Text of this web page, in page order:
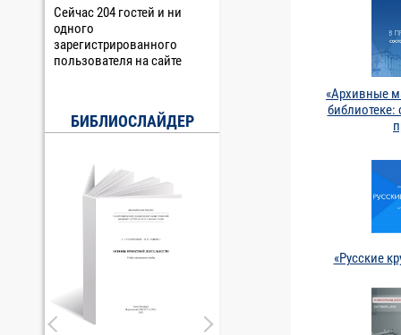
Сейчас 204 гостей и ни
одного
зарегистрированного
пользователя на сайте
БИБЛИОСЛАЙДЕР
«Архивные
библиотеке:
«Русские